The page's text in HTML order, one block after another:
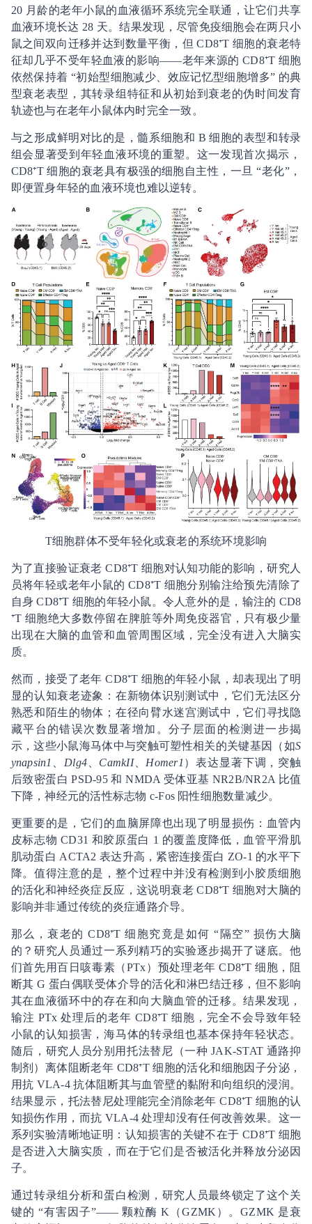
20 月龄的老年小鼠的血液循环系统完全联通，让它们共享
血液环境长达 28 天。结果发现，尽管免疫细胞会在两只小
鼠之间双向迁移并达到数量平衡，但 CD8⁺T 细胞的衰老特
征却几乎不受年轻血液的影响——老年来源的 CD8⁺T 细胞
依然保持着 “初始型细胞减少、效应记忆型细胞增多” 的典
型衰老表型，其转录组特征和从初始到衰老的伪时间发育
轨迹也与在老年小鼠体内时完全一致。
与之形成鲜明对比的是，髓系细胞和 B 细胞的表型和转录
组会显著受到年轻血液环境的重塑。这一发现首次揭示，
CD8⁺T 细胞的衰老具有极强的细胞自主性，一旦 “老化”，
即便置身年轻的血液环境也难以逆转。
T细胞群体不受年轻化或衰老的系统环境影响
为了直接验证衰老 CD8⁺T 细胞对认知功能的影响，研究人
员将年轻或老年小鼠的 CD8⁺T 细胞分别输注给预先清除了
自身 CD8⁺T 细胞的年轻小鼠。令人意外的是，输注的 CD8
⁺T 细胞绝大多数停留在脾脏等外周免疫器官，只有极少量
出现在大脑的血管和血管周围区域，完全没有进入大脑实
质。
然而，接受了老年 CD8⁺T 细胞的年轻小鼠，却表现出了明
显的认知衰老迹象：在新物体识别测试中，它们无法区分
熟悉和陌生的物体；在径向臂水迷宫测试中，它们寻找隐
藏平台的错误次数显著增加。分子层面的检测进一步揭
示，这些小鼠海马体中与突触可塑性相关的关键基因（如S
ynapsin1
Dlg4 CamkII、 Homer1 ）表达显著下调，突触
后致密蛋白 PSD-95 和 NMDA 受体亚基 NR2B/NR2A 比值
下降，神经元的活性标志物 c-Fos 阳性细胞数量减少。
更重要的是，它们的血脑屏障也出现了明显损伤：血管内
皮标志物 CD31 和胶原蛋白 1 的覆盖度降低，血管平滑肌
肌动蛋白 ACTA2 表达升高，紧密连接蛋白 ZO-1 的水平下
降。值得注意的是，整个过程中并没有检测到小胶质细胞
的活化和神经炎症反应，这说明衰老 CD8⁺T 细胞对大脑的
影响并非通过传统的炎症通路介导。
那么，衰老的 CD8⁺T 细胞究竟是如何 “隔空” 损伤大脑
的？研究人员通过一系列精巧的实验逐步揭开了谜底。他
们首先用百日咳毒素（PTx）预处理老年 CD8⁺T 细胞，阻
断其 G 蛋白偶联受体介导的活化和淋巴结迁移，但不影响
其在血液循环中的存在和向大脑血管的迁移。结果发现，
输注 PTx 处理后的老年 CD8⁺T 细胞，完全不会导致年轻
小鼠的认知损害，海马体的转录组也基本保持年轻状态。
随后，研究人员分别用托法替尼（一种 JAK-STAT 通路抑
制剂）离体阻断老年 CD8⁺T 细胞的活化和细胞因子分泌，
用抗 VLA-4 抗体阻断其与血管壁的黏附和向组织的浸润。
结果显示，托法替尼处理能完全消除老年 CD8⁺T 细胞的认
知损伤作用，而抗 VLA-4 处理却没有任何改善效果。这一
系列实验清晰地证明：认知损害的关键不在于 CD8⁺T 细胞
是否进入大脑实质，而在于它们是否被活化并释放分泌因
子。
通过转录组分析和蛋白检测，研究人员最终锁定了这个关
键的 “有害因子”—— 颗粒酶 K（GZMK）。GZMK 是衰